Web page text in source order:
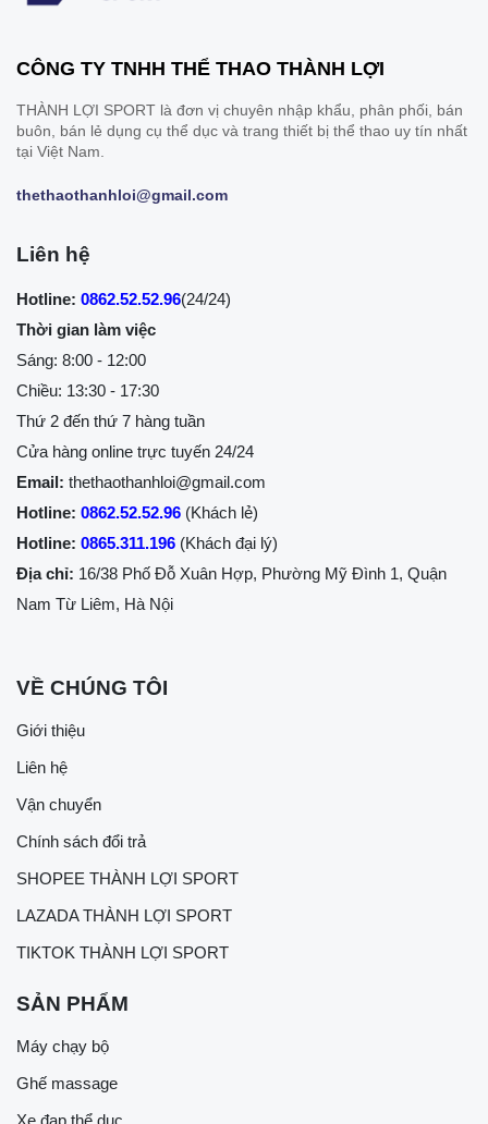
CÔNG TY TNHH THỂ THAO THÀNH LỢI
THÀNH LỢI SPORT là đơn vị chuyên nhập khẩu, phân phối, bán
buôn, bán lẻ dụng cụ thể dục và trang thiết bị thể thao uy tín nhất
tại Việt Nam.
thethaothanhloi@gmail.com
Liên hệ
Hotline: 0862.52.52.96(24/24)
Thời gian làm việc
Sáng: 8:00 - 12:00
Chiều: 13:30 - 17:30
Thứ 2 đến thứ 7 hàng tuần
Cửa hàng online trực tuyến 24/24
Email: thethaothanhloi@gmail.com
Hotline: 0862.52.52.96 (Khách lẻ)
Hotline: 0865.311.196 (Khách đại lý)
Địa chỉ: 16/38 Phố Đỗ Xuân Hợp, Phường Mỹ Đình 1, Quận
Nam Từ Liêm, Hà Nội
VỀ CHÚNG TÔI
Giới thiệu
Liên hệ
Vận chuyển
Chính sách đổi trả
SHOPEE THÀNH LỢI SPORT
LAZADA THÀNH LỢI SPORT
TIKTOK THÀNH LỢI SPORT
SẢN PHẨM
Máy chạy bộ
Ghế massage
Xe đạp thể dục